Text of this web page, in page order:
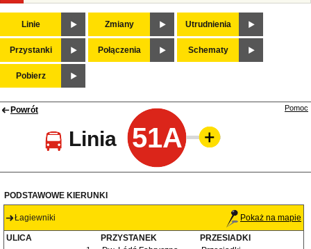
Linie Zmiany Utrudnienia
Przystanki Połączenia Schematy
Pobierz
Powrót
Linia 51A
Pomoc
PODSTAWOWE KIERUNKI
Łagiewniki Pokaż na mapie
ULICA PRZYSTANEK
PRZESIADKI